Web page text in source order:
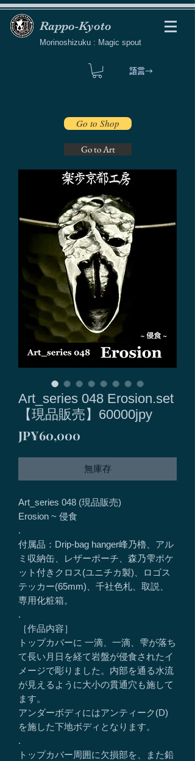
Rappo-Kyoto
Morinoshizuku : Magic spout
語言→
Go to Shop
Go to Art
Art_series 048 Erosion.set
【現品販売】60000jpy
JP¥60,000
無庫存
Art_series 048 (現品販売)
Erosion ~ 侵食
.
付属品：Drip-bag hanger峰乃櫓、アル
ミ収納缶、レザーポーチ、森乃雫ポケ
ット付きクロス(ユニチカ製)、ロゴス
テッカー(65mm)、千社色札、取説、
専用化粧箱。
.
［作品内容］
トップカバーに 一滴、一滴、雫が落ち
て長い月日を経て岩盤が侵食されたイ
メージで彫りました。内部を通る水流
が見えるように大小の貫通穴も施して
ます。
アンダーボディにはアンティーク(D)
を施した下地ボディとなります。
.
トップカバー周囲に欠損部を、また鉛